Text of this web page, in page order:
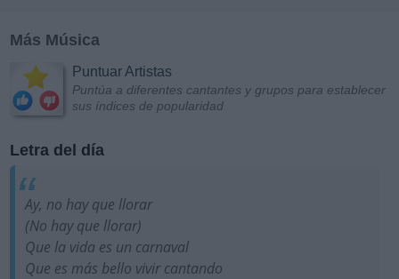
Más Música
Puntuar Artistas
Puntúa a diferentes cantantes y grupos para establecer
sus índices de popularidad
Letra del día
Ay, no hay que llorar
(No hay que llorar)
Que la vida es un carnaval
Que es más bello vivir cantando